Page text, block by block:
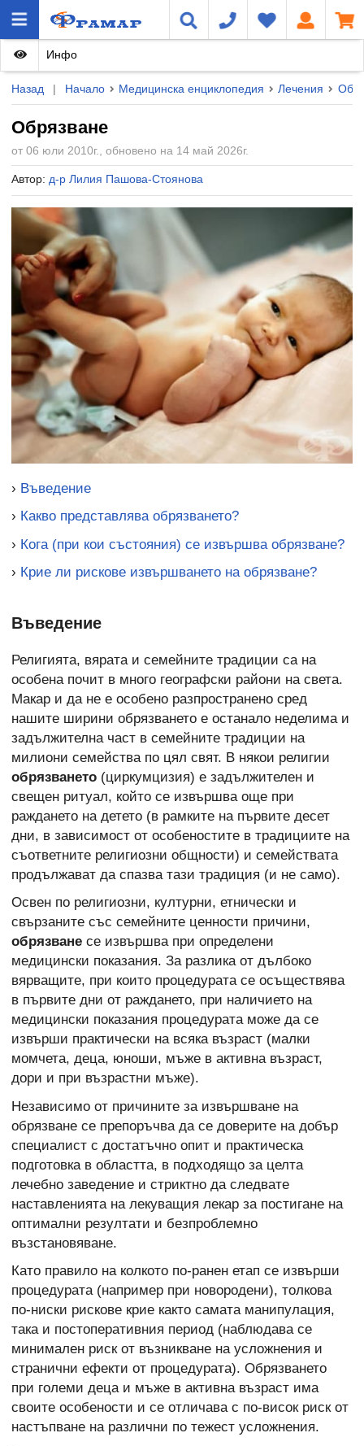
Назад | Начало Медицинска енциклопедия Лечения
Обрязване
от 06 юли 2010г., обновено на 14 май 2026г.
Автор: д-р Лилия Пашова-Стоянова
Инфо
› Въведение
› Какво представлява обрязването?
› Кога (при кои състояния) се извършва обрязване?
› Крие ли рискове извършването на обрязване?
Въведение
Религията, вярата и семейните традиции са на
особена почит в много географски райони на света.
Макар и да не е особено разпространено сред
нашите ширини обрязването е останало неделима и
задължителна част в семейните традиции на
милиони семейства по цял свят. В някои религии
обрязването (циркумцизия) е задължителен и
свещен ритуал, който се извършва още при
раждането на детето (в рамките на първите десет
дни, в зависимост от особеностите в традициите на
съответните религиозни общности) и семействата
продължават да спазва тази традиция (и не само).
Освен по религиозни, културни, етнически и
свързаните със семейните ценности причини,
обрязване се извършва при определени
медицински показания. За разлика от дълбоко
вярващите, при които процедурата се осъществява
в първите дни от раждането, при наличието на
медицински показания процедурата може да се
извърши практически на всяка възраст (малки
момчета, деца, юноши, мъже в активна възраст,
дори и при възрастни мъже).
Независимо от причините за извършване на
обрязване се препоръчва да се доверите на добър
специалист с достатъчно опит и практическа
подготовка в областта, в подходящо за целта
лечебно заведение и стриктно да следвате
наставленията на лекуващия лекар за постигане на
оптимални резултати и безпроблемно
възстановяване.
Като правило на колкото по-ранен етап се извърши
процедурата (например при новородени), толкова
по-ниски рискове крие както самата манипулация,
така и постоперативния период (наблюдава се
минимален риск от възникване на усложнения и
странични ефекти от процедурата). Обрязването
при големи деца и мъже в активна възраст има
своите особености и се отличава с по-висок риск от
настъпване на различни по тежест усложнения.